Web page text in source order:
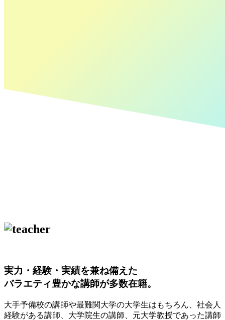
実力・経験・実績を兼ね備えた
バラエティ豊かな講師が多数在籍。
大手予備校の講師や最難関大学の大学生はもちろん、社会人
経験がある講師、大学院生の講師、元大学教授であった講師